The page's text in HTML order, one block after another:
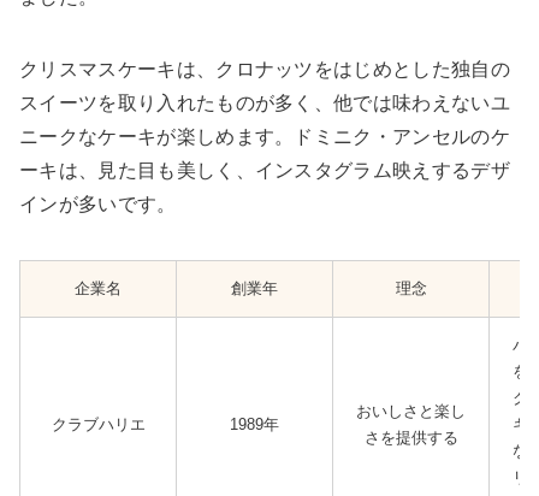
クリスマスケーキは、クロナッツをはじめとした独自の
スイーツを取り入れたものが多く、他では味わえないユ
ニークなケーキが楽しめます。ドミニク・アンセルのケ
ーキは、見た目も美しく、インスタグラム映えするデザ
インが多いです。
企業名 創業年 理念
クラブハリエ 1989年
おいしさと楽し
さを提供する
バ
を
ク
キ
な
リ